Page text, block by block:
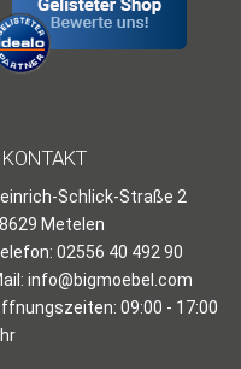
KONTAKT
Schlick-Straße 2
Metelen
02556 40 492 90
info@bigmoebel.com
09:00 - 17:00